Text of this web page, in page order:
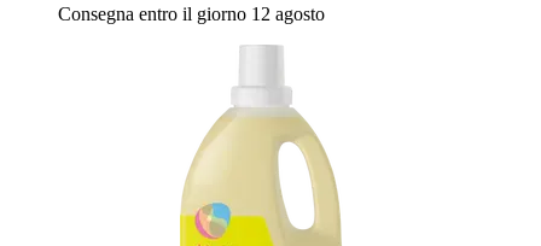
Consegna entro il giorno 12 agosto